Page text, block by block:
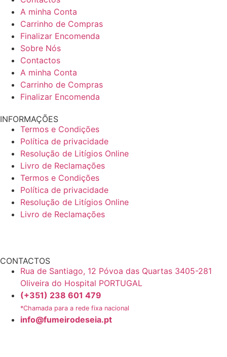
A minha Conta
Carrinho de Compras
Finalizar Encomenda
Sobre Nós
Contactos
A minha Conta
Carrinho de Compras
Finalizar Encomenda
INFORMAÇÕES
Termos e Condições
Política de privacidade
Resolução de Litígios Online
Livro de Reclamações
Termos e Condições
Política de privacidade
Resolução de Litígios Online
Livro de Reclamações
CONTACTOS
Rua de Santiago, 12 Póvoa das Quartas 3405-281
Oliveira do Hospital PORTUGAL
(+351) 238 601 479
*Chamada para a rede fixa nacional
info@fumeirodeseia.pt